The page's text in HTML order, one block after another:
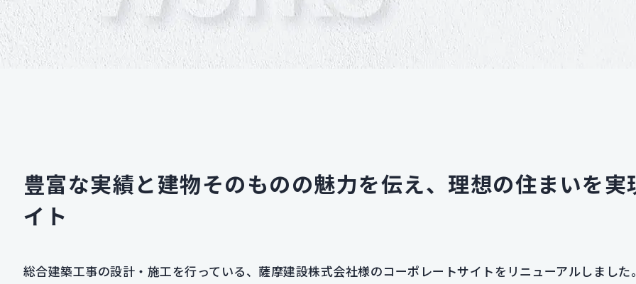
豊富な実績と建物そのものの魅力を伝え、理想の住まいを
イト
総合建築工事の設計・施工を行っている、薩摩建設株式会社様のコーポレートサイトをリニューアルしまし